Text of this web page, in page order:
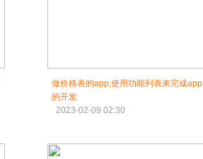
做价格表的app,使用功能列表来完成app
的开发
2023-02-09 02:30